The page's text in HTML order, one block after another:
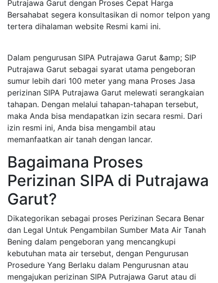
Putrajawa Garut dengan Proses Cepat Harga
Bersahabat segera konsultasikan di nomor telpon yang
tertera dihalaman website Resmi kami ini.
Dalam pengurusan SIPA Putrajawa Garut &amp; SIP
Putrajawa Garut sebagai syarat utama pengeboran
sumur lebih dari 100 meter yang mana Proses Jasa
perizinan SIPA Putrajawa Garut melewati serangkaian
tahapan. Dengan melalui tahapan-tahapan tersebut,
maka Anda bisa mendapatkan izin secara resmi. Dari
izin resmi ini, Anda bisa mengambil atau
memanfaatkan air tanah dengan lancar.
Bagaimana Proses
Perizinan SIPA di Putrajawa
Garut?
Dikategorikan sebagai proses Perizinan Secara Benar
dan Legal Untuk Pengambilan Sumber Mata Air Tanah
Bening dalam pengeboran yang mencangkupi
kebutuhan mata air tersebut, dengan Pengurusan
Prosedure Yang Berlaku dalam Pengurusnan atau
mengajukan perizinan SIPA Putrajawa Garut atau di